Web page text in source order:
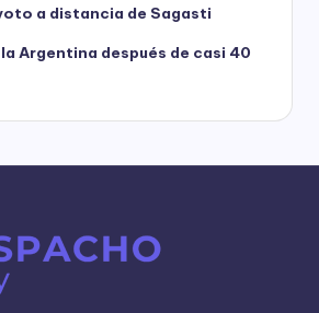
a distancia de Sagasti
la Argentina después de casi 40